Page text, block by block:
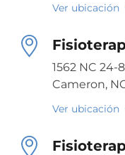
Ver ubicación
1562 NC 24-
Cameron,
Ver ubicación